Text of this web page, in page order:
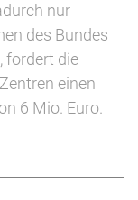
nur
des Bundes
fordert die
einen
6 Mio. Euro.